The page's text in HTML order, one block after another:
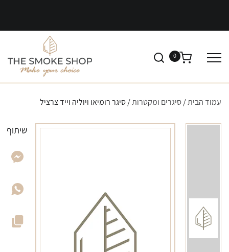
0
עמוד הבית/סיגרים ומקטרות/ סיגר רומיאו ויוליה וייד צרציל
שיתוף